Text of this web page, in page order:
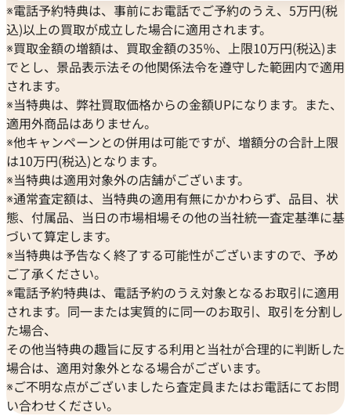
※電話予約特典は、事前にお電話でご予約のうえ、5万円(税
込)以上の買取が成立した場合に適用されます。
※買取金額の増額は、買取金額の35％、上限10万円(税込)ま
でとし、景品表示法その他関係法令を遵守した範囲内で適用
されます。
※当特典は、弊社買取価格からの金額UPになります。また、
適用外商品はありません。
※他キャンペーンとの併用は可能ですが、増額分の合計上限
は10万円(税込)となります。
※当特典は適用対象外の店舗がございます。
※通常査定額は、当特典の適用有無にかかわらず、品目、状
態、付属品、当日の市場相場その他の当社統一査定基準に基
づいて算定します。
※当特典は予告なく終了する可能性がございますので、予め
ご了承ください。
※電話予約特典は、電話予約のうえ対象となるお取引に適用
されます。同一または実質的に同一のお取引、取引を分割し
た場合、
その他当特典の趣旨に反する利用と当社が合理的に判断した
場合は、適用対象外となる場合がございます。
※ご不明な点がございましたら査定員またはお電話にてお問
い合わせください。